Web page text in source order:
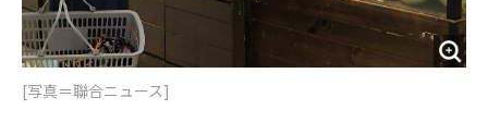
[写真＝聯合ニュース]